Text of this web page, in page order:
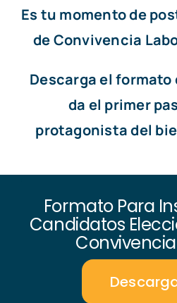
Es tu momento de
de Convivencia
Descarga el
da el primer
protagonista del
Formato Para
Candidatos